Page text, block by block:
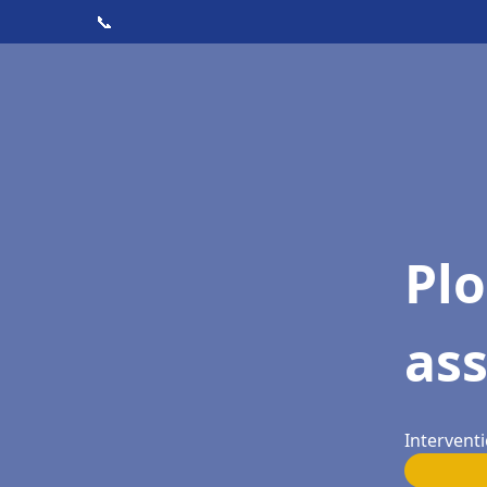
📞